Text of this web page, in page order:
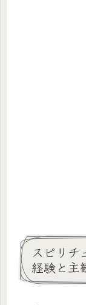
スピリチ
経験と主